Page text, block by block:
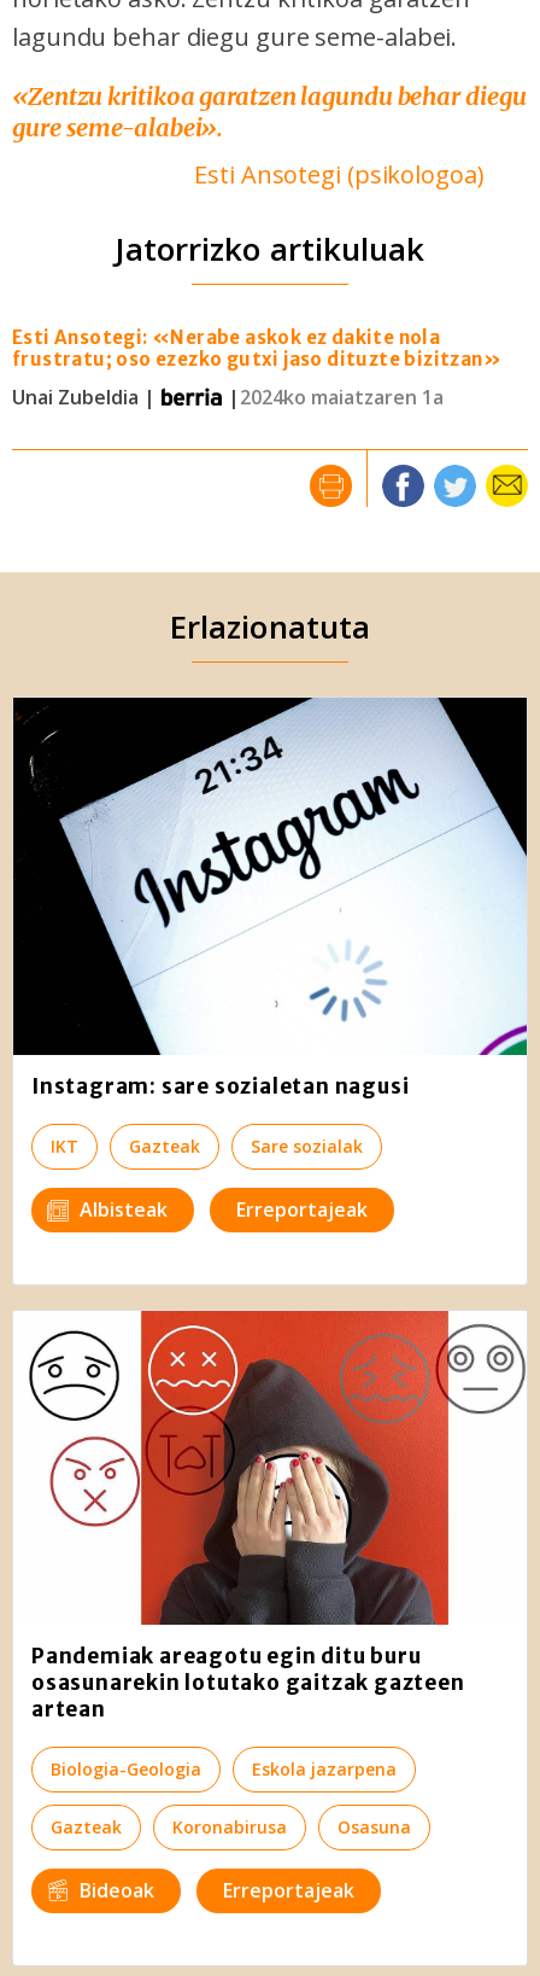
lagundu behar diegu gure seme-alabei.
«Zentzu kritikoa garatzen lagundu behar diegu
gure seme-alabei».
Esti Ansotegi (psikologoa)
Jatorrizko artikuluak
Esti Ansotegi: «Nerabe askok ez dakite nola
frustratu; oso ezezko gutxi jaso dituzte bizitzan»
Unai Zubeldia | | 2024ko maiatzaren 1a
Erlazionatuta
Instagram: sare sozialetan nagusi
IKT Gazteak Sare sozialak
Albisteak Erreportajeak
Pandemiak areagotu egin ditu buru
osasunarekin lotutako gaitzak gazteen
artean
Biologia-Geologia Eskola jazarpena
Gazteak Koronabirusa Osasuna
Bideoak Erreportajeak